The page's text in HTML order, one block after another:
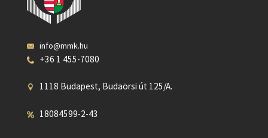
info@mmk.hu
+36 1 455-7080
1118 Budapest, Budaörsi út 125/A.
18084599-2-43